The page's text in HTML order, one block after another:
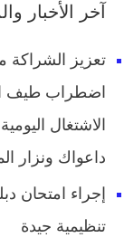
آخر الأخبار
تعزيز الشراكة
اضطراب طيف
الاشتغال
داعواك ونزار
إجراء امتحان
تنظيمية جيدة